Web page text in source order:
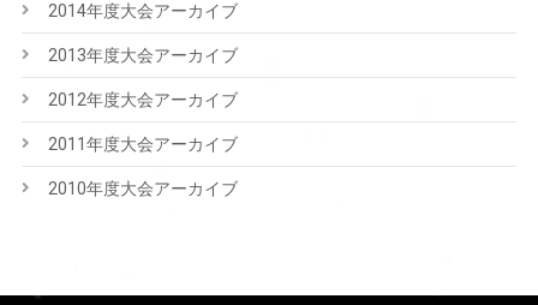
2014年度大会アーカイブ
2013年度大会アーカイブ
2012年度大会アーカイブ
2011年度大会アーカイブ
2010年度大会アーカイブ